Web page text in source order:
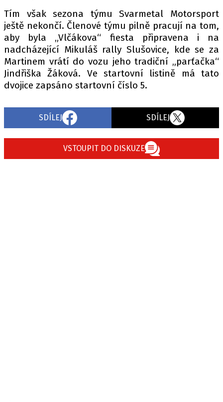
Tím však sezona týmu Svarmetal Motorsport
ještě nekončí. Členové týmu pilně pracují na tom,
aby byla „Vlčákova“ fiesta připravena i na
nadcházející Mikuláš rally Slušovice, kde se za
Martinem vrátí do vozu jeho tradiční „parťačka“
Jindřiška Žáková. Ve startovní listině má tato
dvojice zapsáno startovní číslo 5.
SDÍLEJ SDÍLEJ
VSTOUPIT DO DISKUZE